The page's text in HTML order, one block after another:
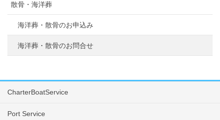
散骨・海洋葬
海洋葬・散骨のお申込み
海洋葬・散骨のお問合せ
CharterBoatService
Port Service